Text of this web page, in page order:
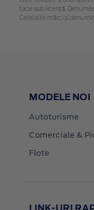
face sub licență.
Celelalte mărci și
MODELE NOI
Autoturisme
Comerciale &
Flote